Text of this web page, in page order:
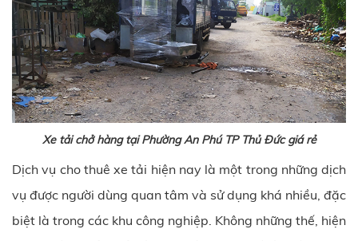
Xe tải chở hàng tại Phường An Phú TP Thủ Đức giá rẻ
Dịch vụ cho thuê xe tải hiện nay là một trong những dịch
vụ được người dùng quan tâm và sử dụng khá nhiều, đặc
biệt là trong các khu công nghiệp. Không những thế, hiện